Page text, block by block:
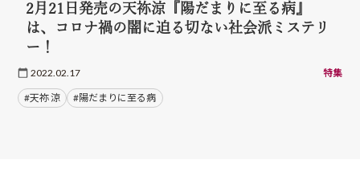
2月21日発売の天祢涼『陽だまりに至る病』
は、コロナ禍の闇に迫る切ない社会派ミステリ
ー！
2022.02.17 特集
#天祢 涼 #陽だまりに至る病